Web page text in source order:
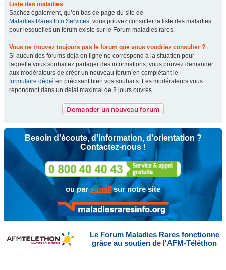
Liste des maladies
Sachez également, qu’en bas de page du site de
Maladies Rares Info Services, vous pouvez consulter la liste des maladies
pour lesquelles un forum existe sur le Forum maladies rares.
Vous ne trouvez toujours pas le forum que vous voudriez consulter ?
Si aucun des forums déjà en ligne ne correspond à la situation pour
laquelle vous souhaitez partager des informations, vous pouvez demander
aux modérateurs de créer un nouveau forum en complétant le
formulaire dédié en précisant bien vos souhaits. Les modérateurs vous
répondront dans un délai maximal de 3 jours ouvrés.
Demander un nouveau forum
Besoin d'écoute, d'information, d'orientation ?
Contactez-nous !
ou pare-mailsur notre site
Le Forum Maladies Rares fonctionne
grâce au soutien de l'AFM-Téléthon